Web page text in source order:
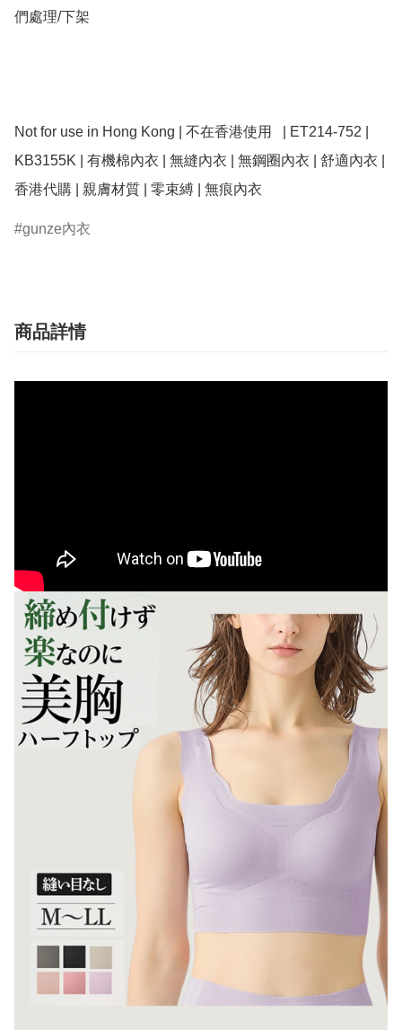
們處理/下架
Not for use in Hong Kong | 不在香港使用   | ET214-752 |
KB3155K | 有機棉內衣 | 無縫內衣 | 無鋼圈內衣 | 舒適內衣 |
gunze內衣
商品詳情